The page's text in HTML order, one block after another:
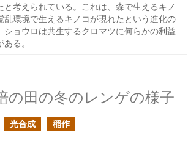
と考えられている。これは、森で生えるキノ
乱環境で生えるキノコが現れたという進化の
ショウロは共生するクロマツに何らかの利益
る。
の田の冬のレンゲの様子
光合成 稲作